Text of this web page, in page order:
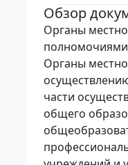
Обзор
Органы
Органы
части
общего